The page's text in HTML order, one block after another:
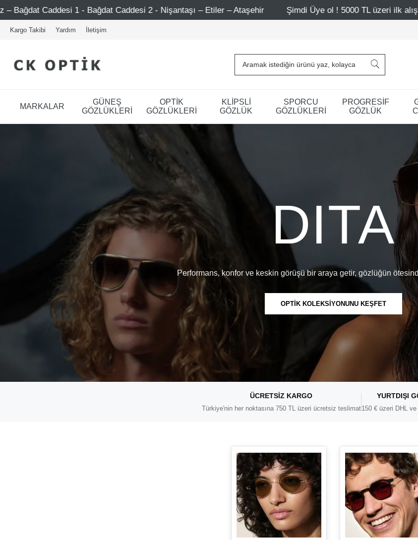
Bağdat Caddesi 2 - Nişantaşı – Etiler – Ataşehir Şimdi Üye ol ! 5000 TL üzeri ilk alışverişinde 500 TL
Kargo Takibi Yardım İletişim
MARKALAR
GÜNEŞ
GÖZLÜKLERİ
OPTİK
GÖZLÜKLERİ
KLİPSLİ
GÖZLÜK
SPORCU
GÖZLÜKLERİ
PROGRESİF
GÖZLÜK
DITA
Performans, konfor ve keskin görüşü bir araya getir, gözlüğün
OPTİK KOLEKSİYONUNU KEŞFET
ÜCRETSIZ KARGO
Türkiye'nin her noktasına 750 TL üzeri ücretsiz teslimat
YURTDIŞI
150 € üzeri DHL